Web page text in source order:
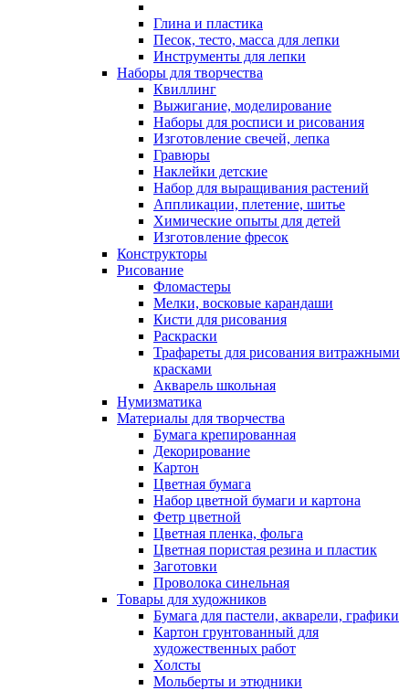
Глина и пластика
Песок, тесто, масса для лепки
Инструменты для лепки
Наборы для творчества
Квиллинг
Выжигание, моделирование
Наборы для росписи и рисования
Изготовление свечей, лепка
Гравюры
Наклейки детские
Набор для выращивания растений
Аппликации, плетение, шитье
Химические опыты для детей
Изготовление фресок
Конструкторы
Рисование
Фломастеры
Мелки, восковые карандаши
Кисти для рисования
Раскраски
Трафареты для рисования витражными
красками
Акварель школьная
Нумизматика
Материалы для творчества
Бумага крепированная
Декорирование
Картон
Цветная бумага
Набор цветной бумаги и картона
Фетр цветной
Цветная пленка, фольга
Цветная пористая резина и пластик
Заготовки
Проволока синельная
Товары для художников
Бумага для пастели, акварели, графики
Картон грунтованный для
художественных работ
Холсты
Мольберты и этюдники